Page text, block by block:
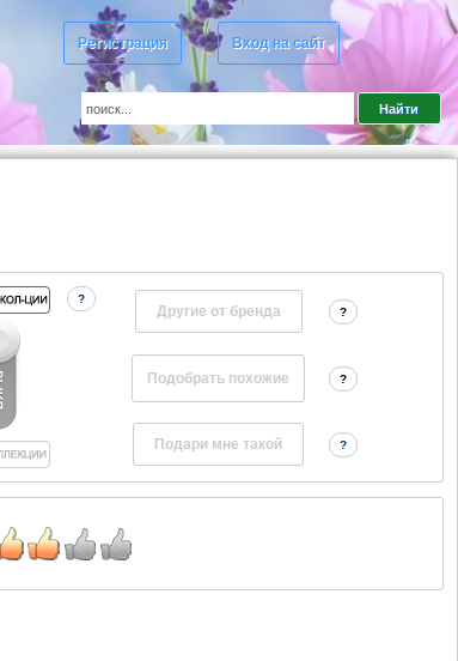
Регистрация Вход на сайт
?
Другие от бренда ?
?
?